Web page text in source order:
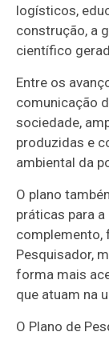
logísticos,
construção, a
científico
Entre os
comunicação
sociedade,
produzidas e
ambiental da
O plano
práticas para
complemento,
Pesquisador,
forma mais
que atuam na
O Plano de